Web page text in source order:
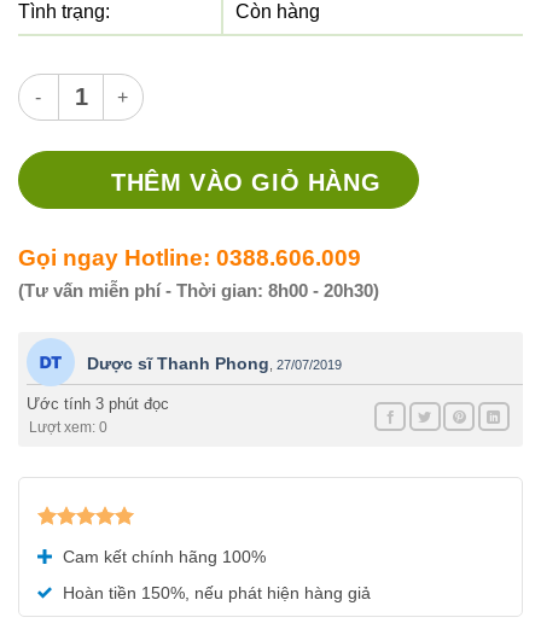
Tình trạng: Còn hàng
Thuốc Pantopep - Thuốc chống viêm loét dạ dày số lượng
THÊM VÀO GIỎ HÀNG
Gọi ngay Hotline: 0388.606.009
(Tư vấn miễn phí - Thời gian: 8h00 - 20h30)
Dược sĩ Thanh Phong 27/07/2019
Ước tính 3 phút đọc
Lượt xem: 0
hạng5.00
5 sao
Cam kết chính hãng 100%
Hoàn tiền 150%, nếu phát hiện hàng giả